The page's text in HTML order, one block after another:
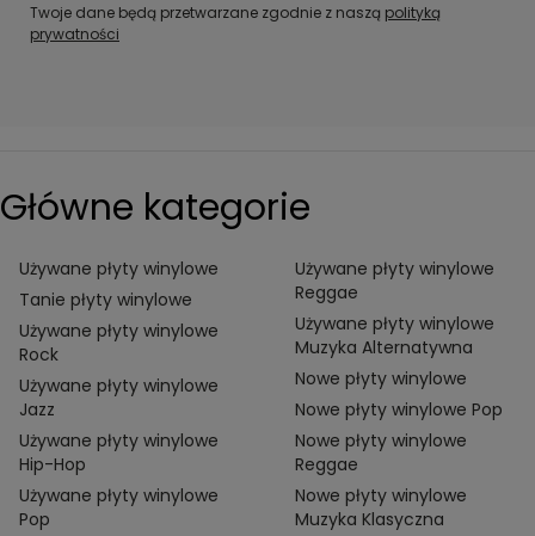
Twoje dane będą przetwarzane zgodnie z naszą polityką
prywatności
Główne kategorie
Używane płyty winylowe
Tanie płyty winylowe
Używane płyty winylowe
Rock
Używane płyty winylowe
Jazz
Używane płyty winylowe
Hip-Hop
Używane płyty winylowe
Pop
Używane płyty winylowe
Reggae
Używane płyty winylowe
Muzyka Alternatywna
Nowe płyty winylowe
Nowe płyty winylowe Pop
Nowe płyty winylowe
Reggae
Nowe płyty winylowe
Muzyka Klasyczna